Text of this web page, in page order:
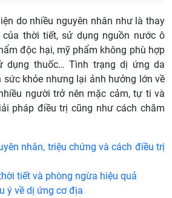
do nhiều nguyên nhân như là thay
thời tiết, sử dụng nguồn nước ô
độc hại, mỹ phẩm không phù hợp
dụng thuốc… Tình trạng dị ứng da
sức khỏe nhưng lại ảnh hưởng lớn về
người trở nên mặc cảm, tự ti và
pháp điều trị cũng như cách chăm
nhân, triệu chứng và cách điều trị
tiết và phòng ngừa hiệu quả
ý về dị ứng cơ địa